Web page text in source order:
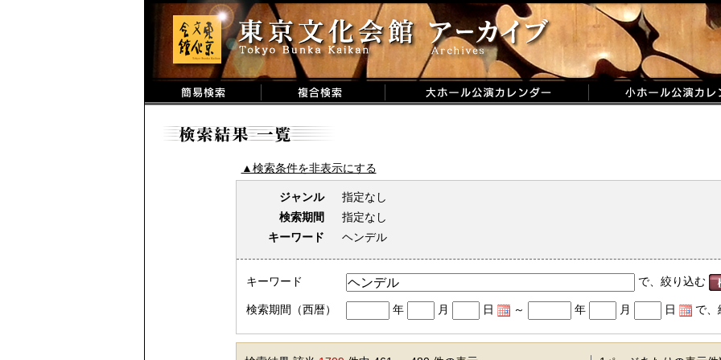
▲検索条件を非表示にする
ジャンル
指定なし
検索期間
指定なし
キーワード
ヘンデル
キーワード で、絞り込む
検索期間（西暦） 年 月 日 ～ 年 月 日 で